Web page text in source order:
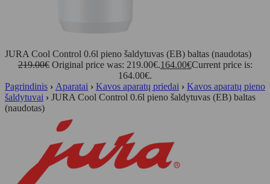
JURA Cool Control 0.6l pieno šaldytuvas (EB) baltas (naudotas)
219.00€ Original price was: 219.00€.164.00€Current price is:
164.00€.
Pagrindinis › Aparatai › Kavos aparatų priedai › Kavos aparatų pieno
šaldytuvai › JURA Cool Control 0.6l pieno šaldytuvas (EB) baltas
(naudotas)